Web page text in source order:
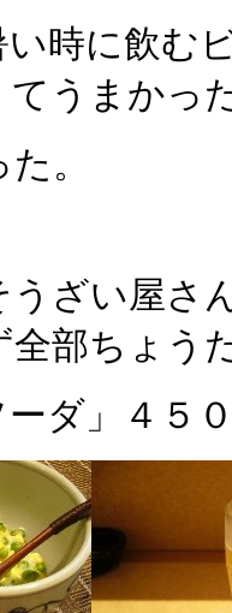
時に飲む
うまかっ
。
ざい屋さ
全部ちょう
ダ」４５